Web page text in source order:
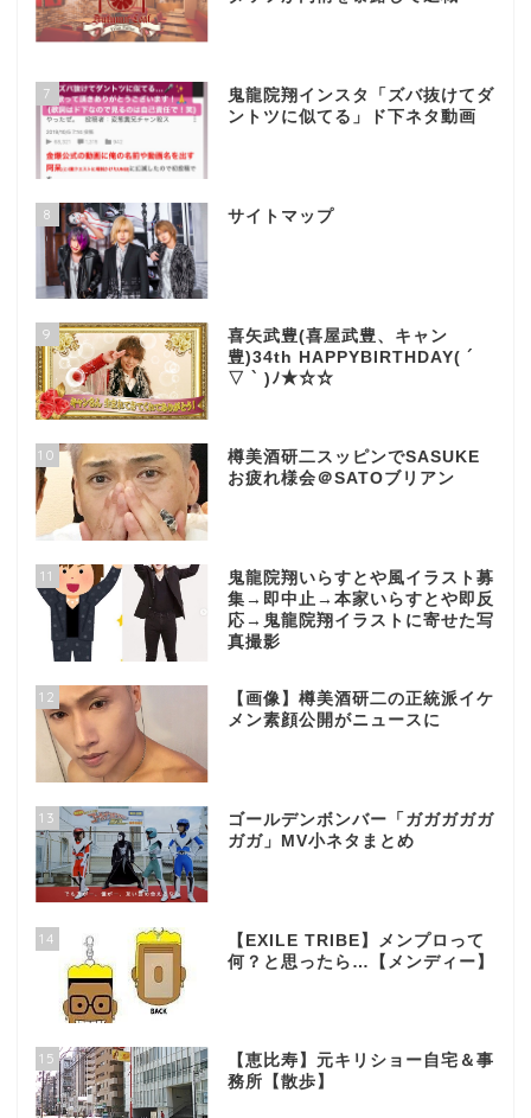
7
鬼龍院翔インスタ「ズバ抜けてダ
ントツに似てる」ド下ネタ動画
8 サイトマップ
9
喜矢武豊(喜屋武豊、キャン
豊)34th HAPPYBIRTHDAY( ´
▽ ` )ﾉ★☆☆
10
樽美酒研二スッピンでSASUKE
お疲れ様会＠SATOブリアン
11
鬼龍院翔いらすとや風イラスト募
集→即中止→本家いらすとや即反
応→鬼龍院翔イラストに寄せた写
真撮影
12
【画像】樽美酒研二の正統派イケ
メン素顔公開がニュースに
13
ゴールデンボンバー「ガガガガガ
ガガ」MV小ネタまとめ
14
【EXILE TRIBE】メンプロって
何？と思ったら…【メンディー】
15
【恵比寿】元キリショー自宅＆事
務所【散歩】